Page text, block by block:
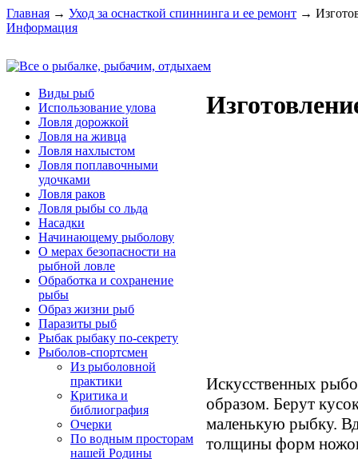
Главная → Уход за оснасткой спиннинга и ее ремонт →
Информация
Виды рыб
Использование улова
Ловля дорожкой
Ловля на живца
Ловля нахлыстом
Ловля поплавочными
удочками
Ловля раков
Ловля рыбы со льда
Насадки
Начинающему рыболову
О мерах безопасности на
рыбной ловле
Обработка и сохранение
рыбы
Образ жизни рыб
Паразиты рыб
Рыбак рыбаку по-секрету
Рыболов-спортсмен
Из рыболовной
практики
Критика и
библиография
Очерки
По водным просторам
нашей Родины
Искусственных
образом. Берут
маленькую рыбку.
толщины форм